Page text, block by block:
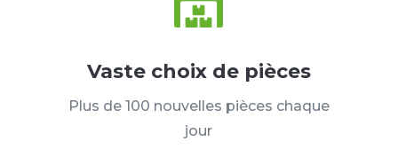
Vaste choix de pièces
Plus de 100 nouvelles pièces chaque
jour